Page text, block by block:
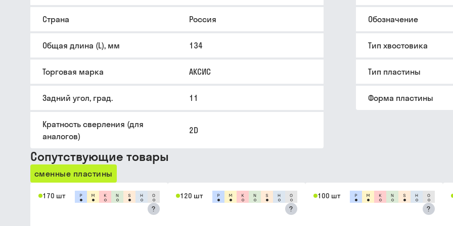
Страна Россия Обозначение
Общая длина (L), мм 134 Тип хвостовика
Торговая марка АКСИС Тип пластины
Задний угол, град. 11 Форма пластины
Кратность сверления (для
аналогов)
2D
Сопутствующие товары
сменные пластины
170 шт
?
120 шт
?
100 шт
?